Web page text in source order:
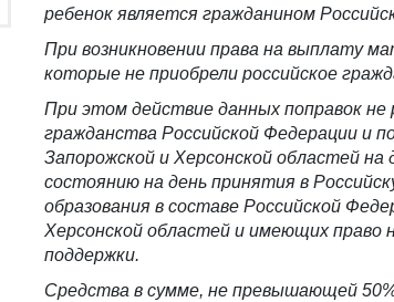
ребенок является гражданином
При возникновении права на выплату
которые не приобрели российское
При этом действие данных поправок
гражданства Российской Федерации и
Запорожской и Херсонской областей на
состоянию на день принятия в
образования в составе Российской
Херсонской областей и имеющих право
поддержки.
Средства в сумме, не превышающей